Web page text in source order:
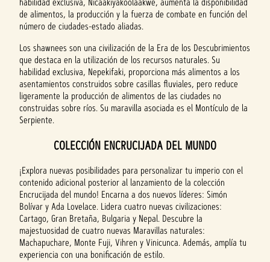
de alimentos, la producción y la fuerza de combate en función del
número de ciudades-estado aliadas.
Los shawnees son una civilización de la Era de los Descubrimientos
que destaca en la utilización de los recursos naturales. Su
habilidad exclusiva, Nepekifaki, proporciona más alimentos a los
asentamientos construidos sobre casillas fluviales, pero reduce
ligeramente la producción de alimentos de las ciudades no
construidas sobre ríos. Su maravilla asociada es el Montículo de la
Serpiente.
COLECCIÓN ENCRUCIJADA DEL MUNDO
¡Explora nuevas posibilidades para personalizar tu imperio con el
contenido adicional posterior al lanzamiento de la colección
Encrucijada del mundo! Encarna a dos nuevos líderes: Simón
Bolívar y Ada Lovelace. Lidera cuatro nuevas civilizaciones:
Cartago, Gran Bretaña, Bulgaria y Nepal. Descubre la
majestuosidad de cuatro nuevas Maravillas naturales:
Machapuchare, Monte Fuji, Vihren y Vinicunca. Además, amplía tu
experiencia con una bonificación de estilo.